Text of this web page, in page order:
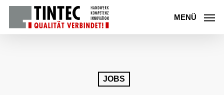
Skip
main
MENÜ
JOBS